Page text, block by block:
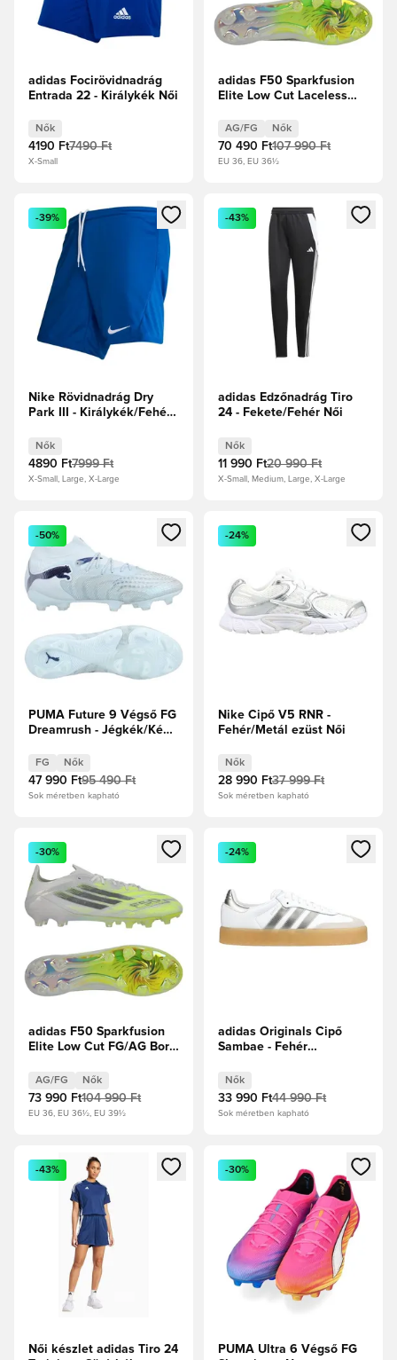
adidas Focirövidnadrág
Entrada 22 - Királykék Női
Nők
4190 Ft7490 Ft
X-Small
adidas F50 Sparkfusion
Elite Low Cut Laceless
Fehér cipők/Vasfém/
Élénksárga Női
AG/FG Nők
70 490 Ft107 990 Ft
EU 36, EU 36½
Megnyit egy modált a bejelentkezéshez vagy a tagként
-39%
Nike Rövidnadrág Dry
Park III - Királykék/Fehér
Nők
4890 Ft7999 Ft
X-Small, Large, X-Large
Megnyit egy modált a
-43%
adidas Edzőnadrág Tiro
24 - Fekete/Fehér Női
Nők
11 990 Ft20 990 Ft
X-Small, Medium, Large, X-Large
Megnyit egy modált a bejelentkezéshez vagy a tagként
-50%
PUMA Future 9 Végső FG
Dreamrush - Jégkék/Kék
FG Nők
47 990 Ft95 490 Ft
Sok méretben kapható
Megnyit egy modált a
-24%
Nike Cipő V5 RNR -
Fehér/Metál ezüst Női
Nők
28 990 Ft37 999 Ft
Sok méretben kapható
Megnyit egy modált a bejelentkezéshez vagy a tagként
-30%
adidas F50 Sparkfusion
Elite Low Cut FG/AG Born
cipők/Vasfém/Élénksárga
Női
AG/FG Nők
73 990 Ft104 990 Ft
EU 36, EU 36½, EU 39½
Megnyit egy modált a
-24%
adidas Originals Cipő
Sambae - Fehér
Nők
33 990 Ft44 990 Ft
Sok méretben kapható
Megnyit egy modált a bejelentkezéshez vagy a tagként
-43%
Női készlet adidas Tiro 24
Megnyit egy modált a
-30%
PUMA Ultra 6 Végső FG